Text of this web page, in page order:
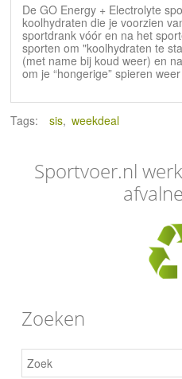
De GO Energy + Electrolyte
koolhydraten die je voorzien
sportdrank vóór en na het
sporten om "koolhydraten te
(met name bij koud weer) en
om je “hongerige” spieren
Tags: sis, weekdeal
Sportvoer.nl
Zoeken